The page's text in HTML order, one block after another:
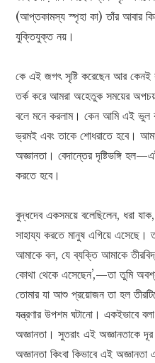
(আপ্তকামস্য স্পৃহা কা) তাঁর আবার
যুক্তিযুক্ত নয়।
কে এই জগৎ সৃষ্টি করেছেন আর কেনই
তর্ক করে আমরা অহেতুক সময়ের
বলে মনে করলাম। কেন আমি এই ভুল
ভ্রমই এবং তাকে শোধরাতে হবে।
অজ্ঞানতা। বেদান্তের দৃষ্টিভঙ্গি
করতে হবে।
বুদ্ধদেব একসময়ে বলেছিলেন, ধরা
সাহায্য করতে মানুষ এগিয়ে এসেছে।
আমাকে বল, যে ব্যক্তি আমাকে
কোথা থেকে এসেছেন’,—তা তুমি
তোমার যা আশু প্রয়োজন তা হল
যন্ত্রণার উপশম ঘটানো। একইভাবে
অজ্ঞানতা। সুতরাং এই অজ্ঞানতাকে
অজ্ঞানতা কিংবা কিভাবে এই